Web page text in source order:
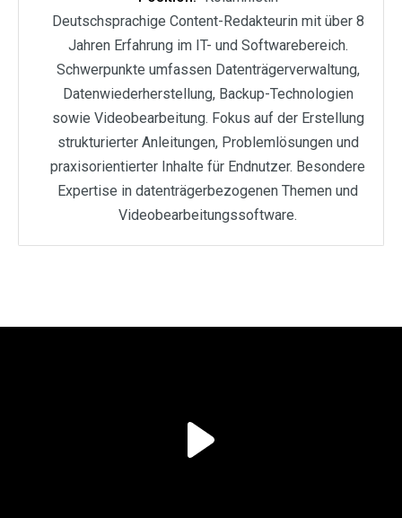
Deutschsprachige Content-Redakteurin mit über 8
Jahren Erfahrung im IT- und Softwarebereich.
Schwerpunkte umfassen Datenträgerverwaltung,
Datenwiederherstellung, Backup-Technologien
sowie Videobearbeitung. Fokus auf der Erstellung
strukturierter Anleitungen, Problemlösungen und
praxisorientierter Inhalte für Endnutzer. Besondere
Expertise in datenträgerbezogenen Themen und
Videobearbeitungssoftware.